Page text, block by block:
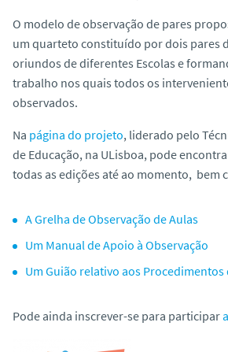
O modelo de observação de pares
um quarteto constituído por dois pares
oriundos de diferentes Escolas e
trabalho nos quais todos os
observados.
Na página do projeto, liderado pelo
de Educação, na ULisboa, pode
todas as edições até ao momento, bem
A Grelha de Observação de Aulas
Um Manual de Apoio à Observação
Um Guião relativo aos Procedimentos
Pode ainda inscrever-se para participar